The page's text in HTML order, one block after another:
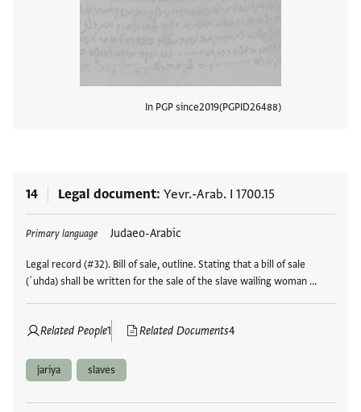
In PGP since2019 PGPID26488
14 Legal document Yevr.-Arab. I 1700.15
Primary language Judaeo-Arabic
Legal record (#32). Bill of sale, outline. Stating that a bill of sale
(ʿuhda) shall be written for the sale of the slave wailing woman …
Related People1 Related Documents4
Tags
jariya slaves